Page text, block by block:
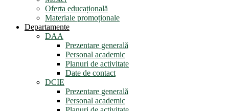
Oferta educațională
Materiale promoționale
Departamente
DAA
Prezentare generală
Personal academic
Planuri de activitate
Date de contact
DCIE
Prezentare generală
Personal academic